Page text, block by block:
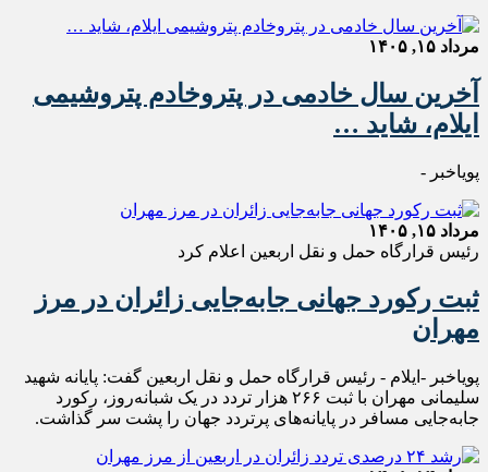
مرداد ۱۵, ۱۴۰۵
آخرین سال خادمی در پتروخادم پتروشیمی
ایلام، شاید …
پویاخبر -
مرداد ۱۵, ۱۴۰۵
رئیس قرارگاه حمل و نقل اربعین اعلام کرد
ثبت رکورد جهانی جابه‌جایی زائران در مرز
مهران
پویاخبر -ایلام - رئیس قرارگاه حمل‌ و نقل اربعین گفت: پایانه شهید
سلیمانی مهران با ثبت ۲۶۶ هزار تردد در یک شبانه‌روز، رکورد
جابه‌جایی مسافر در پایانه‌های پرتردد جهان را پشت سر گذاشت.